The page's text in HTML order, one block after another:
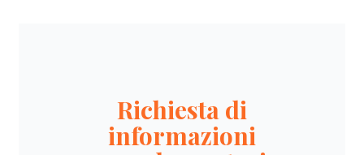
Richiesta di
informazioni